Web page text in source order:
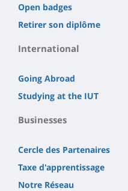
Open badges
Retirer son diplôme
International
Going Abroad
Studying at the IUT
Businesses
Cercle des Partenaires
Taxe d'apprentissage
Notre Réseau